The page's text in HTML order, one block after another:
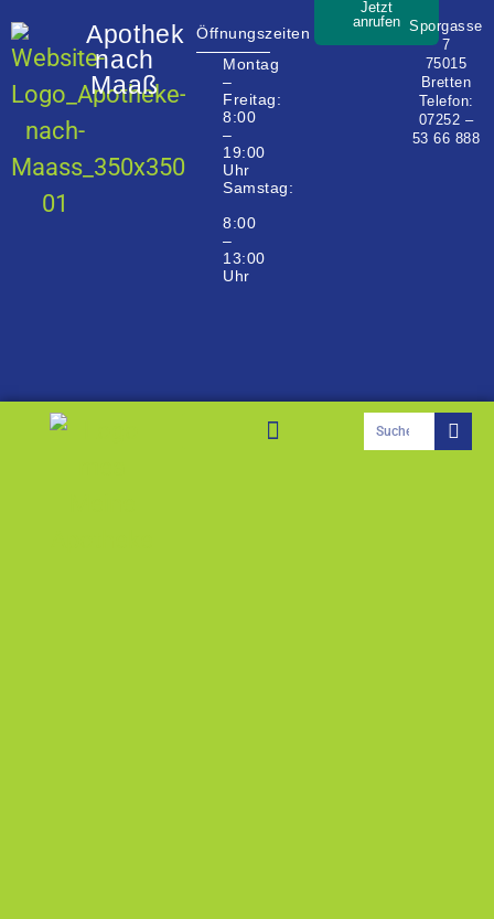
Apotheke
nach
Maaß
Öffnungszeiten
Montag
–
Freitag:
8:00
–
19:00
Uhr
Samstag:
8:00
–
13:00
Uhr
Jetzt
anrufen Sporgasse
7
75015
Bretten
Telefon:
07252 –
53 66 888